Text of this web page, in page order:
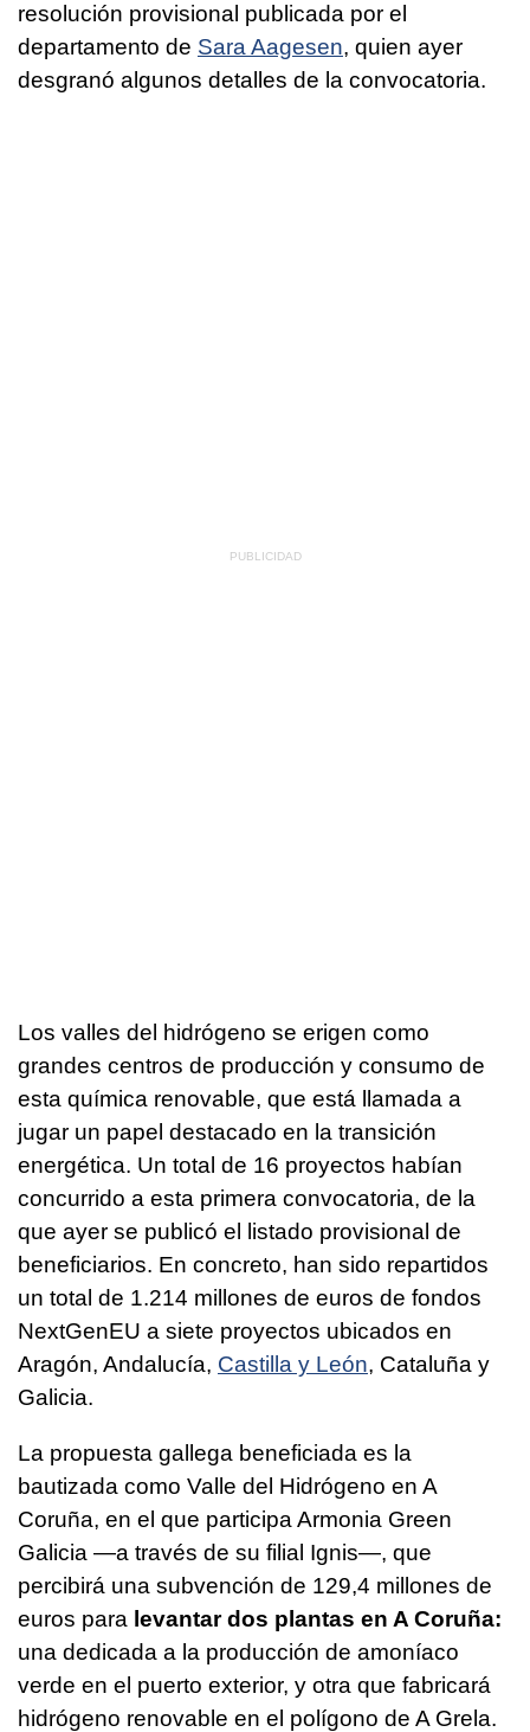
resolución provisional publicada por el
departamento de Sara Aagesen, quien ayer
desgranó algunos detalles de la convocatoria.
Los valles del hidrógeno se erigen como
grandes centros de producción y consumo de
esta química renovable, que está llamada a
jugar un papel destacado en la transición
energética. Un total de 16 proyectos habían
concurrido a esta primera convocatoria, de la
que ayer se publicó el listado provisional de
beneficiarios. En concreto, han sido repartidos
un total de 1.214 millones de euros de fondos
NextGenEU a siete proyectos ubicados en
Aragón, Andalucía, Castilla y León, Cataluña y
Galicia.
La propuesta gallega beneficiada es la
bautizada como Valle del Hidrógeno en A
Coruña, en el que participa Armonia Green
Galicia —a través de su filial Ignis—, que
percibirá una subvención de 129,4 millones de
euros para levantar dos plantas en A Coruña:
una dedicada a la producción de amoníaco
verde en el puerto exterior, y otra que fabricará
hidrógeno renovable en el polígono de A Grela.